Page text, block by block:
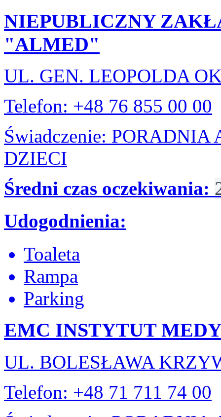
NIEPUBLICZNY
"ALMED"
UL. GEN. LEOPOLDA
Telefon: +48 76 855 00 00
Świadczenie:
DZIECI
Średni czas oczekiwania:
Udogodnienia:
Toaleta
Rampa
Parking
EMC INSTYTUT
UL. BOLESŁAWA
Telefon: +48 71 711 74 00